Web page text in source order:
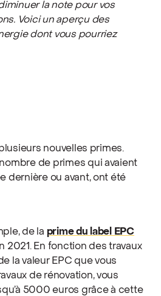
la note pour vos
Voici un aperçu des
dont vous pourriez
nouvelles primes.
de primes qui avaient
dernière ou avant, ont été
de la prime du label EPC
2021. En fonction des travaux
la valeur EPC que vous
de rénovation, vous
5000 euros grâce à cette